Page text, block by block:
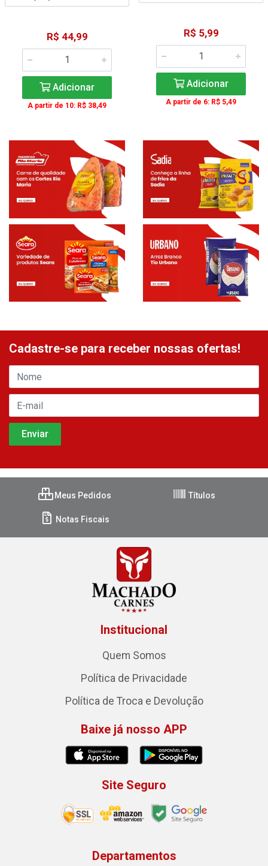
R$ 44,99
Adicionar
A partir de 10: R$ 38,49
R$ 5,99
Adicionar
A partir de 6: R$ 5,49
Cadastre-se para receber nossas ofertas!
Meus Pedidos Títulos
Notas Fiscais
Institucional
Quem Somos
Política de Privacidade
Política de Troca e Devolução
Baixe já nosso APP
Site Seguro
Departamentos